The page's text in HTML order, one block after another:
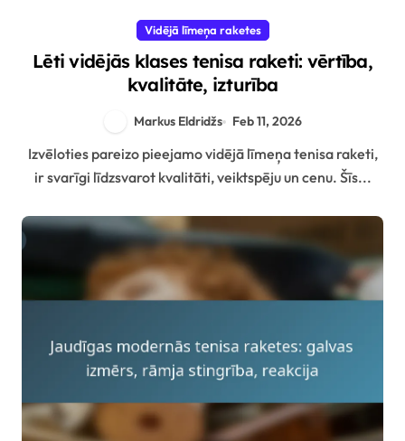
Vidējā līmeņa raketes
Lēti vidējās klases tenisa raketi: vērtība,
kvalitāte, izturība
Markus Eldridžs Feb 11, 2026
Izvēloties pareizo pieejamo vidējā līmeņa tenisa raketi,
ir svarīgi līdzsvarot kvalitāti, veiktspēju un cenu. Šīs...